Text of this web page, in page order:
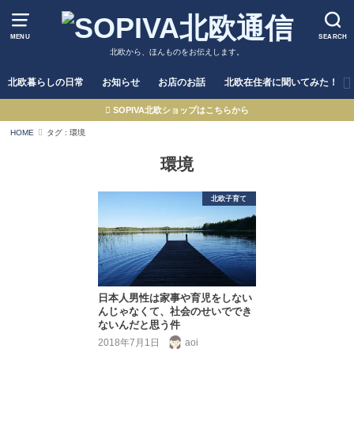
MENU SEARCH
北欧から、ほんものをお伝えします。
北欧暮らしの日常 お知らせ お店のお話 北欧在住者に聞いてみた！
SOPIVA北欧ショップはこちらから
HOME タグ : 環境
環境
北欧子育て
日本人男性は家事や育児をしない
んじゃなくて、社会のせいででき
ないんだと思う件
2018年7月1日 aoi